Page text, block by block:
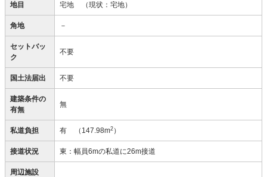
地目 宅地 （現状：宅地）
角地 －
セットバッ
ク
不要
国土法届出 不要
建築条件の
有無
無
私道負担 有 （147.98m2 ）
接道状況 東：幅員6mの私道に26m接道
周辺施設